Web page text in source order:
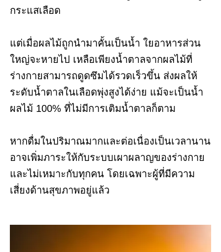
กระแสเลือด
แต่เมื่อผลไม้ถูกนำมาคั้นเป็นน้ำ ใยอาหารส่วน
ใหญ่จะหายไป เหลือเพียงน้ำตาลจากผลไม้ที่
ร่างกายสามารถดูดซึมได้รวดเร็วขึ้น ส่งผลให้
ระดับน้ำตาลในเลือดพุ่งสูงได้ง่าย แม้จะเป็นน้ำ
ผลไม้ 100% ที่ไม่มีการเติมน้ำตาลก็ตาม
หากดื่มในปริมาณมากและต่อเนื่องเป็นเวลานาน
อาจเพิ่มภาระให้กับระบบเผาผลาญของร่างกาย
และไม่เหมาะกับทุกคน โดยเฉพาะผู้ที่มีความ
เสี่ยงด้านสุขภาพอยู่แล้ว